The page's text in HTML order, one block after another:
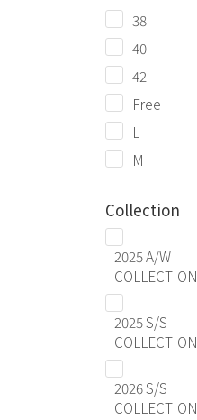
38
40
42
Free
L
M
Collection
2025 A/W
COLLECTION
2025 S/S
COLLECTION
2026 S/S
COLLECTION